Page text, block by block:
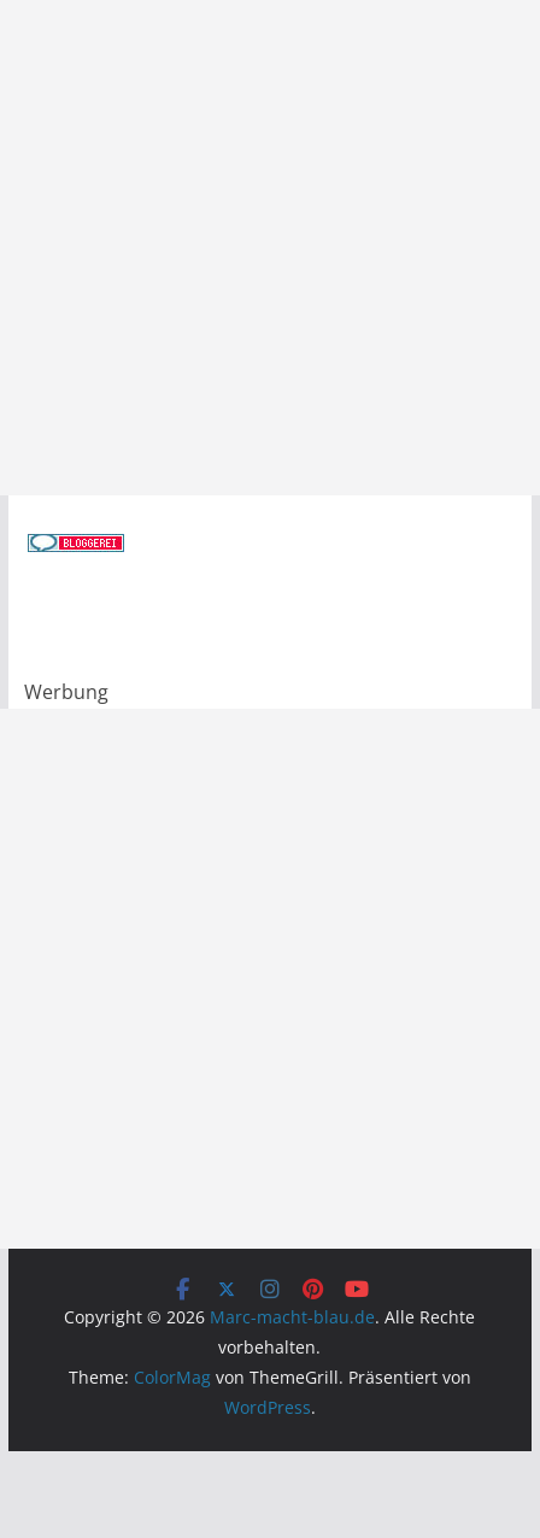
Werbung
Copyright © 2026 Marc-macht-blau.de. Alle Rechte
vorbehalten.
Theme: ColorMagvon ThemeGrill. Präsentiert von
WordPress.